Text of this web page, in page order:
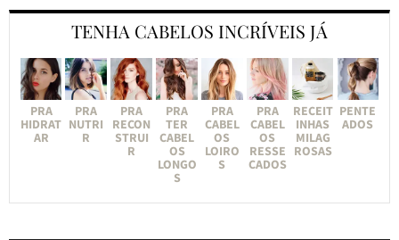
TENHA CABELOS INCRÍVEIS JÁ
PRA
HIDRAT
AR
PRA
NUTRI
R
PRA
RECON
STRUI
R
PRA
TER
CABEL
OS
LONGO
S
PRA
CABEL
OS
LOIRO
S
PRA
CABEL
OS
RESSE
CADOS
RECEIT
INHAS
MILAG
ROSAS
PENTE
ADOS